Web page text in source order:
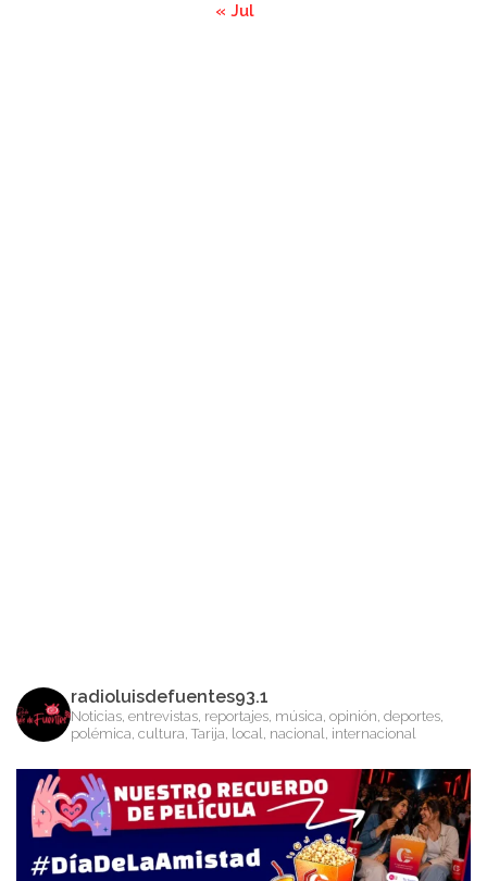
« Jul
radioluisdefuentes93.1
Noticias, entrevistas, reportajes, música, opinión, deportes,
polémica, cultura, Tarija, local, nacional, internacional